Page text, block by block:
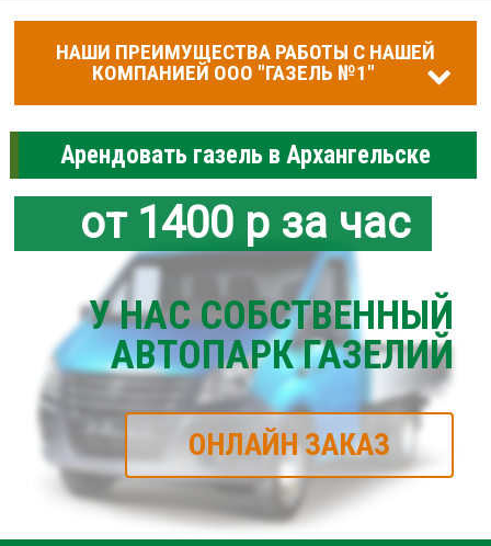
НАШИ ПРЕИМУЩЕСТВА РАБОТЫ С НАШЕЙ
КОМПАНИЕЙ ООО "ГАЗЕЛЬ №1"
Арендовать газель в Архангельске
от 1400 р за час
У НАС СОБСТВЕННЫЙ
АВТОПАРК ГАЗЕЛИЙ
ОНЛАЙН ЗАКАЗ